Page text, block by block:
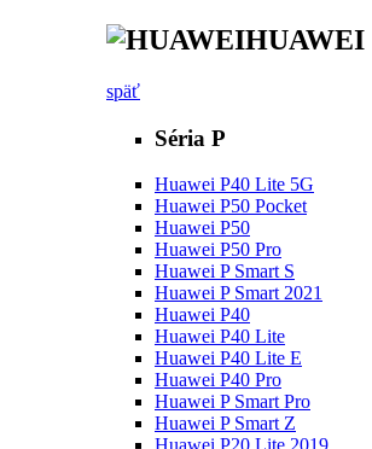
HUAWEI
späť
Séria P
Huawei P40 Lite 5G
Huawei P50 Pocket
Huawei P50
Huawei P50 Pro
Huawei P Smart S
Huawei P Smart 2021
Huawei P40
Huawei P40 Lite
Huawei P40 Lite E
Huawei P40 Pro
Huawei P Smart Pro
Huawei P Smart Z